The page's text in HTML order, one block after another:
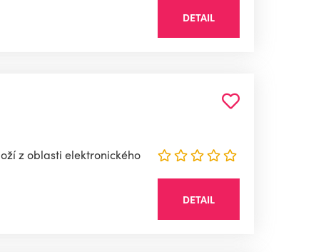
DETAIL
z oblasti elektronického
DETAIL